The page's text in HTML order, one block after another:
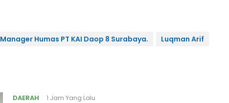
Manager Humas PT KAI Daop 8 Surabaya. Luqman Arif
DAERAH 1 Jam Yang Lalu